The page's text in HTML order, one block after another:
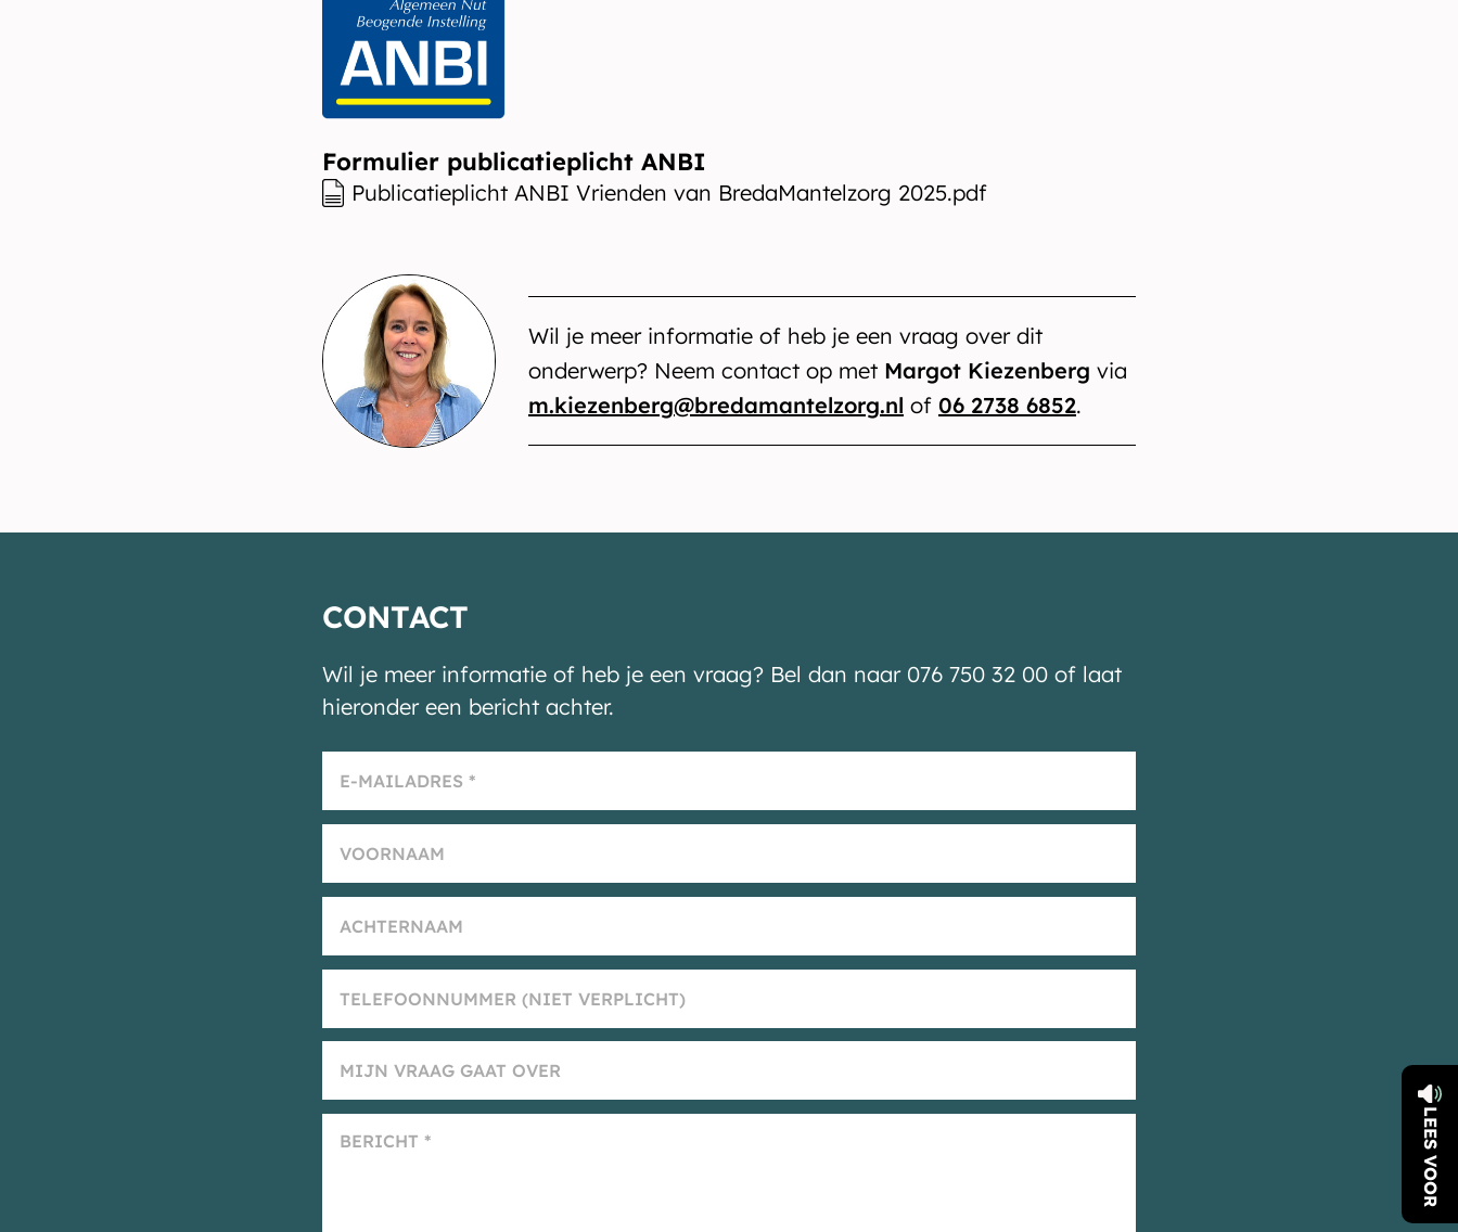
Formulier publicatieplicht ANBI
Publicatieplicht ANBI Vrienden van BredaMantelzorg 2025.pdf
Wil je meer informatie of heb je een vraag over dit
onderwerp? Neem contact op met Margot Kiezenberg via
m.kiezenberg@bredamantelzorg.nl of 06 2738 6852.
CONTACT
Wil je meer informatie of heb je een vraag? Bel dan naar 076 750 32 00 of laat
hieronder een bericht achter.
LEES VOOR